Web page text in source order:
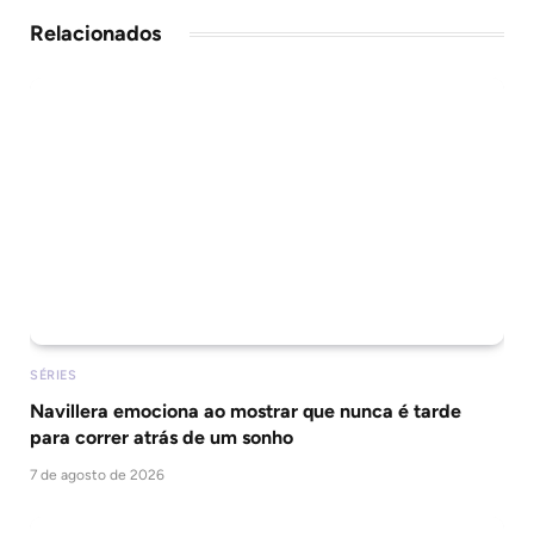
Relacionados
SÉRIES
Navillera emociona ao mostrar que nunca é tarde
para correr atrás de um sonho
7 de agosto de 2026